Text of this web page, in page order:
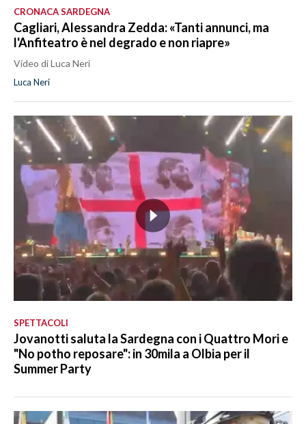
CRONACA SARDEGNA
Cagliari, Alessandra Zedda: «Tanti annunci, ma
l'Anfiteatro è nel degrado e non riapre»
Video di Luca Neri
Luca Neri
SPETTACOLI
Jovanotti saluta la Sardegna con i Quattro Mori e
"No potho reposare": in 30mila a Olbia per il
Summer Party